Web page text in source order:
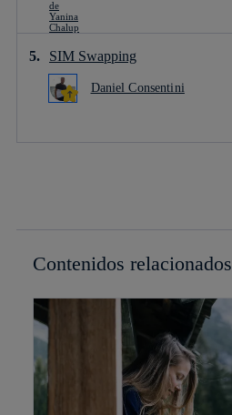
SIM Swapping
Daniel Consentini
Contenidos relacionados